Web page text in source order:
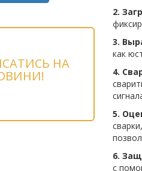
НА
2.
3.
как
4.
5.
6.
с